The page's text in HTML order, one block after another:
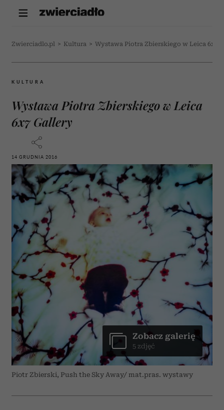
Zwierciadlo.pl > Kultura > Wystawa Piotra Zbierskiego w Leica 6x7
KULTURA
Wystawa Piotra Zbierskiego w Leica
6x7 Gallery
14 GRUDNIA 2016
Piotr Zbierski, Push the Sky Away/ mat.pras. wystawy
Zobacz galerię
5 zdjęć